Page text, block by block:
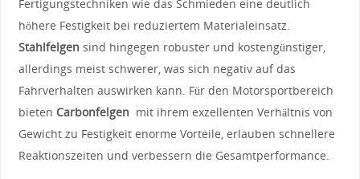
Fertigungstechniken wie das Schmieden eine deutlich
höhere Festigkeit bei reduziertem Materialeinsatz.​
Stahlfelgen ⁣sind hingegen robuster⁢ und kostengünstiger,‌
allerdings ⁢meist schwerer, was sich⁢ negativ⁣ auf das⁢
Fahrverhalten ⁣auswirken ⁣kann. Für‍ den‍ Motorsportbereich
⁢bieten Carbonfelgen ⁤ mit⁢ ihrem exzellenten Verhältnis von ​
Gewicht zu Festigkeit enorme ⁤Vorteile, erlauben schnellere
Reaktionszeiten und verbessern die Gesamtperformance.